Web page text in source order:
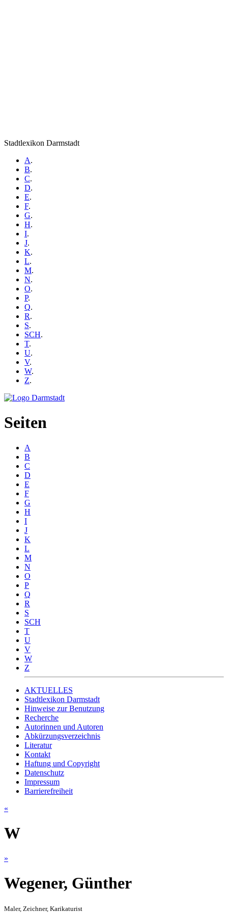
Stadtlexikon Darmstadt
A.
B.
C.
D.
E.
F.
G.
H.
I.
J.
K.
L.
M.
N.
O.
P.
Q.
R.
S.
SCH.
T.
U.
V.
W.
Z.
Seiten
A
B
C
D
E
F
G
H
I
J
K
L
M
N
O
P
Q
R
S
SCH
T
U
V
W
Z
AKTUELLES
Stadtlexikon Darmstadt
Hinweise zur Benutzung
Recherche
Autorinnen und Autoren
Abkürzungsverzeichnis
Literatur
Kontakt
Haftung und Copyright
Datenschutz
Impressum
Barrierefreiheit
«
W
»
Wegener, Günther
Maler, Zeichner, Karikaturist